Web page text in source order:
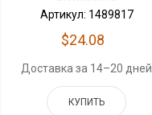
Артикул: 1489817
$24.08
Доставка за 14–20 дней
КУПИТЬ